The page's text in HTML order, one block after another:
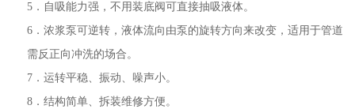
5．自吸能力强，不用装底阀可直接抽吸液体。
6．浓浆泵可逆转，液体流向由泵的旋转方向来改变，适用于管道
需反正向冲洗的场合。
7．运转平稳、振动、噪声小。
8．结构简单、拆装维修方便。